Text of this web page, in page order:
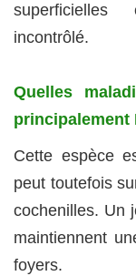
superficielles
incontrôlé.
Quelles
principalement
Cette espèce
peut toutefois
cochenilles. Un
maintiennent
foyers.